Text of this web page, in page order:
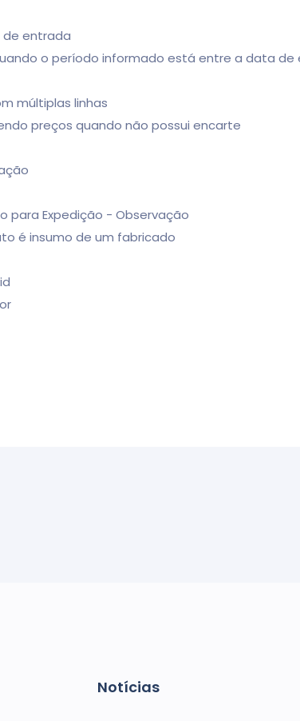
de entrada
o período informado está entre a data
múltiplas linhas
preços quando não possui encarte
para Expedição - Observação
é insumo de um fabricado
Notícias